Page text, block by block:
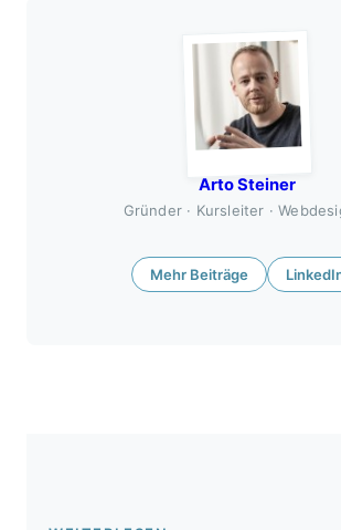
Arto Steiner
Gründer · Kursleiter ·
Mehr Beiträge